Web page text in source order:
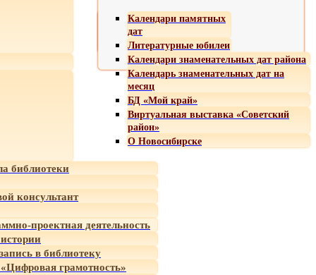
Календари памятных
дат
Литературные юбилеи
Календари знаменательных дат района
Календарь знаменательных дат на
месяц
БД «Мой край»
Виртуальная выставка «Советский
район»
О Новосибирске
библиотеки
консультант
проектная деятельность
в библиотеку
грамотность»